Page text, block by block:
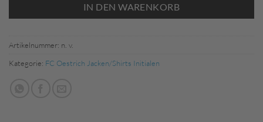
IN DEN WARENKORB
Artikelnummer: n. v.
Kategorie: FC Oestrich Jacken/Shirts Initialen